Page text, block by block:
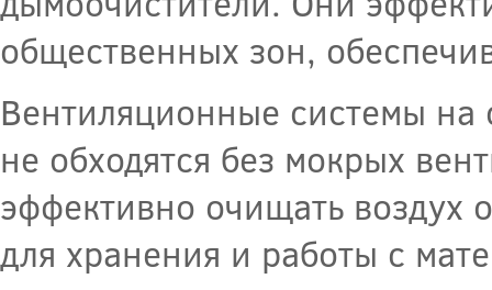
общественных зон,
Вентиляционные системы на
не обходятся без мокрых
эффективно очищать воздух
для хранения и работы с